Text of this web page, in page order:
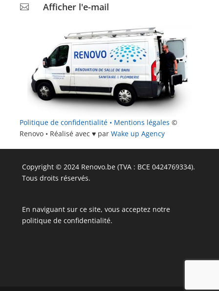
 Afficher l'e-mail
Politique de confidentialité • Mentions légales©
Renovo • Réalisé avec ♥ parWake up Agency
Copyright © 2024 Renovo.be (TVA : BCE 0424769334).
Tous droits réservés.
En naviguant sur ce site, vous acceptez notre
politique de confidentialité.